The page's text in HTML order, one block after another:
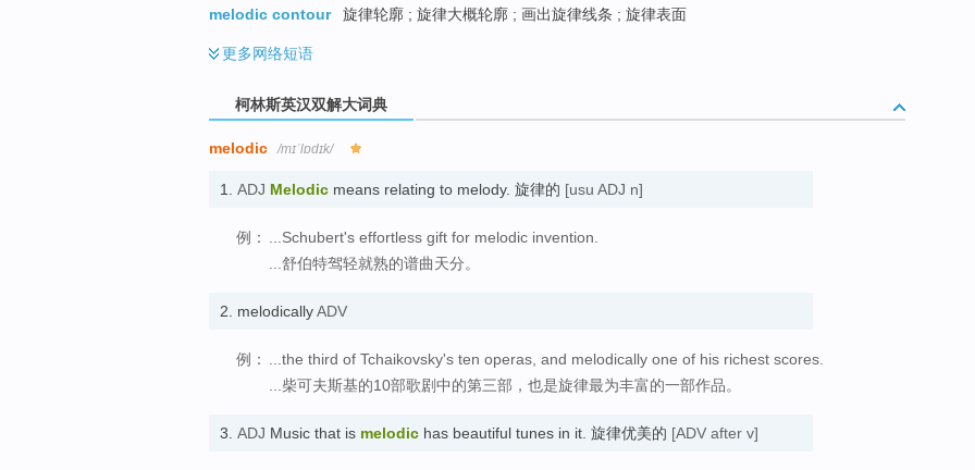
melodic contour
旋律轮廓 ; 旋律大概轮廓 ; 画出旋律线条 ; 旋律表面
更多网络短语
柯林斯英汉双解大词典
melodic /mɪˈlɒdɪk/
1. ADJ Melodic means relating to melody. 旋律的 [usu ADJ n]
例：
...Schubert's effortless gift for melodic invention.
...舒伯特驾轻就熟的谱曲天分。
2. melodicallyADV
例：
...the third of Tchaikovsky's ten operas, and melodically one of his richest scores.
...柴可夫斯基的10部歌剧中的第三部，也是旋律最为丰富的一部作品。
3. ADJ Music that is melodic has beautiful tunes in it. 旋律优美的 [ADV after v]